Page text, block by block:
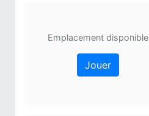
Emplacement disponible
Jouer